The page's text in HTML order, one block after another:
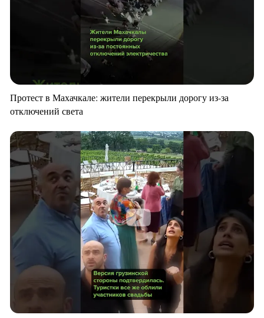
Протест в Махачкале: жители перекрыли дорогу из-за
отключений света